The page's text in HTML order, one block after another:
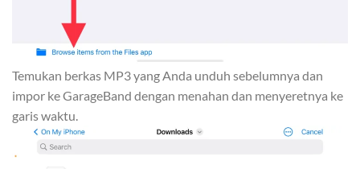
Temukan berkas MP3 yang Anda unduh sebelumnya dan
impor ke GarageBand dengan menahan dan menyeretnya ke
garis waktu.